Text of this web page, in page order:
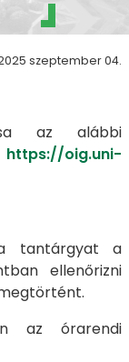
szeptember 04.
az alábbi
https://oig.uni-
tantárgyat a
ellenőrizni
az órarendi